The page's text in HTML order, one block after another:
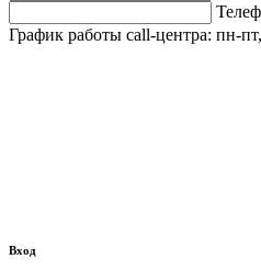
График работы call-центра: пн-
Вход